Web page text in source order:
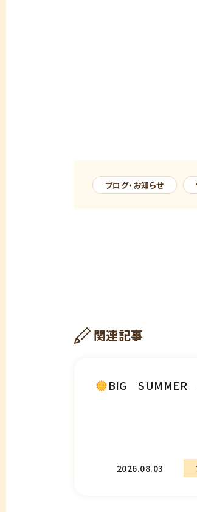
ブログ・お知らせ
関連記事
BIG SUMMER
2026.08.03